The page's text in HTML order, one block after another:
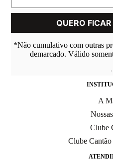
*Não cumulativo com outras
demarcado. Válido
A
Clube
Clube